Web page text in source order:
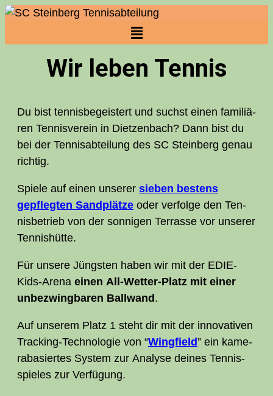
Wir leben Tennis
Du bist ten­nis­be­geis­tert und suchst einen fami­liä­
ren Ten­nis­ver­ein in Diet­zen­bach? Dann bist du
bei der Tennis­abteilung des SC Stein­berg genau
richtig.
Spie­le auf einen unse­rer sie­ben bes­tens
gepfleg­ten Sand­plät­ze oder ver­fol­ge den Ten­
nis­be­trieb von der son­ni­gen Ter­ras­se vor unse­rer
Tennishütte.
Für unse­re Jüngs­ten haben wir mit der EDIE-
Kids-Are­na einen All-Wet­ter-Platz mit einer
unbe­zwing­ba­ren Ball­wand .
Auf unse­rem Platz 1 steht dir mit der inno­va­ti­ven
Track­ing-Tech­no­lo­gie von “Wing­field” ein kame­
ra­ba­sier­tes Sys­tem zur Ana­ly­se dei­nes Ten­nis­
spie­les zur Verfügung.